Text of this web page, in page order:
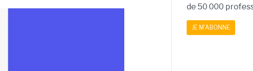
de 50 000
JE M'ABONNE